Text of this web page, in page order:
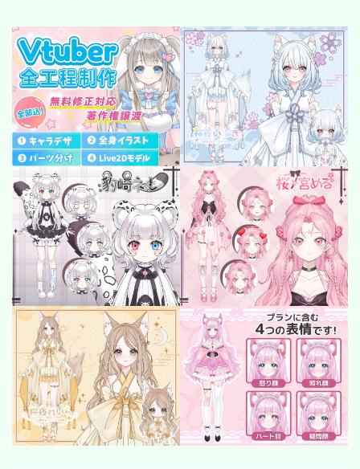
city
SF/Fantasy
cyber-